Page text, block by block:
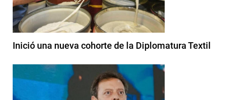
Inició una nueva cohorte de la Diplomatura Textil